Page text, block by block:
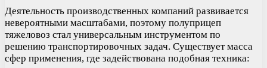
Деятельность производственных компаний развивается
невероятными масштабами, поэтому полуприцеп
тяжеловоз стал универсальным инструментом по
решению транспортировочных задач. Существует масса
сфер применения, где задействована подобная техника: